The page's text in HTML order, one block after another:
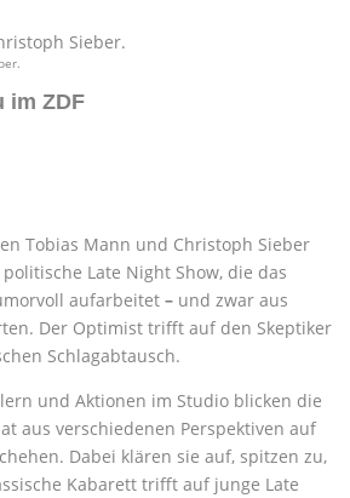
im ZDF
Tobias Mann und Christoph Sieber
Late Night Show, die das
aufarbeitet – und zwar aus
Der Optimist trifft auf den Skeptiker
Schlagabtausch.
und Aktionen im Studio blicken die
aus verschiedenen Perspektiven auf
Dabei klären sie auf, spitzen zu,
Kabarett trifft auf junge Late